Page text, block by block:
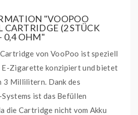
"VOOPOO
CARTRIDGE (2 STÜCK
0,4 OHM"
von VooPoo ist speziell
E-Zigarette konzipiert und bietet
3 Millilitern. Dank des
ist das Befüllen
die Cartridge nicht vom Akku